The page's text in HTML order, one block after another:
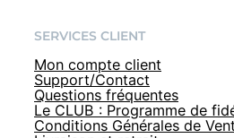
SERVICES CLIENT
Mon compte client
Support/Contact
Questions fréquentes
Le CLUB : Programme de
Conditions Générales de